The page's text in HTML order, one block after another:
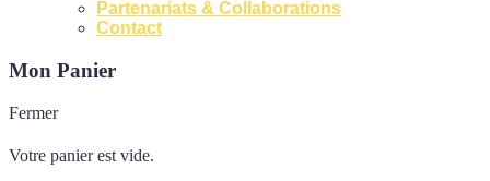
Partenariats & Collaborations
Contact
Mon Panier
Fermer
Votre panier est vide.